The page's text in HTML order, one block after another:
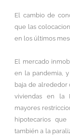
El cambio de
que las
en los últimos
El mercado
en la pandemia,
baja de alrededor
viviendas en la
mayores
hipotecarios
también a la